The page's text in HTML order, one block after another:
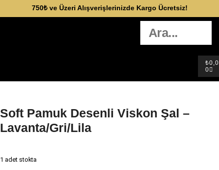
750₺ ve Üzeri Alışverişlerinizde Kargo Ücretsiz!
₺
0
Soft Pamuk Desenli Viskon Şal –
Lavanta/Gri/Lila
1 adet stokta